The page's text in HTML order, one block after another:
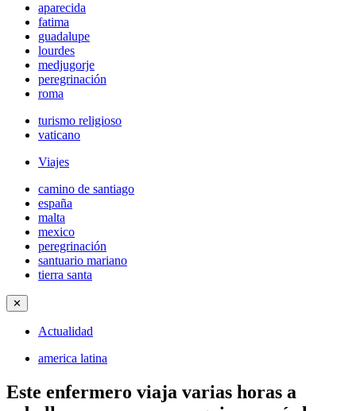
aparecida
fatima
guadalupe
lourdes
medjugorje
peregrinación
roma
turismo religioso
vaticano
Viajes
camino de santiago
españa
malta
mexico
peregrinación
santuario mariano
tierra santa
✕
Actualidad
america latina
Este enfermero viaja varias horas a